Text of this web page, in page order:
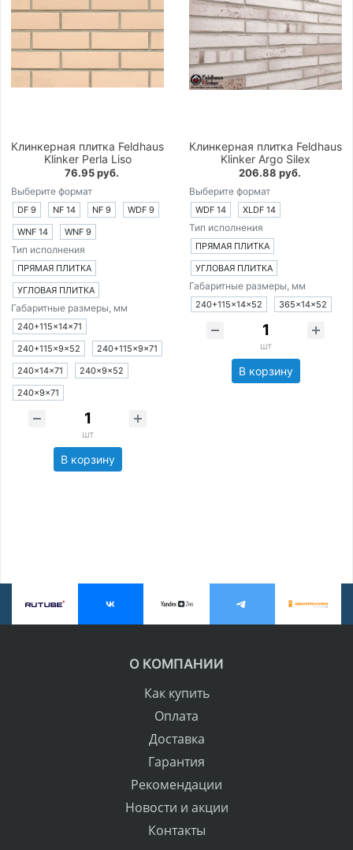
Клинкерная плитка Feldhaus
Klinker Perla Liso
76.95 руб.
Выберите формат
DF 9 NF 14 NF 9
WDF 9
WNF 14
WNF 9
Тип исполнения
ПРЯМАЯ ПЛИТКА
УГЛОВАЯ ПЛИТКА
Габаритные размеры, мм
240+115×14×71
240+115×9×52
240+115×9×71
240×14×71
240×9×52
240×9×71
шт
В корзину
Клинкерная плитка Feldhaus
Klinker Argo Silex
206.88 руб.
Выберите формат
WDF 14 XLDF 14
Тип исполнения
ПРЯМАЯ ПЛИТКА
УГЛОВАЯ ПЛИТКА
Габаритные размеры, мм
240+115×14×52 365×14×52
шт
В корзину
О КОМПАНИИ
Как купить
Оплата
Доставка
Гарантия
Рекомендации
Новости и акции
Контакты